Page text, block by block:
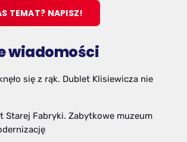
TEMAT? NAPISZ!
wiadomości
się z rąk. Dublet Klisiewicza nie
Starej Fabryki. Zabytkowe muzeum